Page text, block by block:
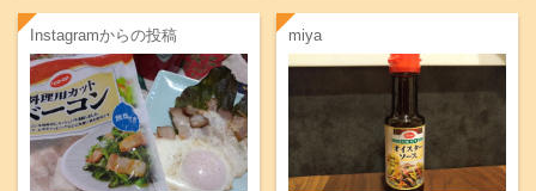
Instagramからの投稿 miya